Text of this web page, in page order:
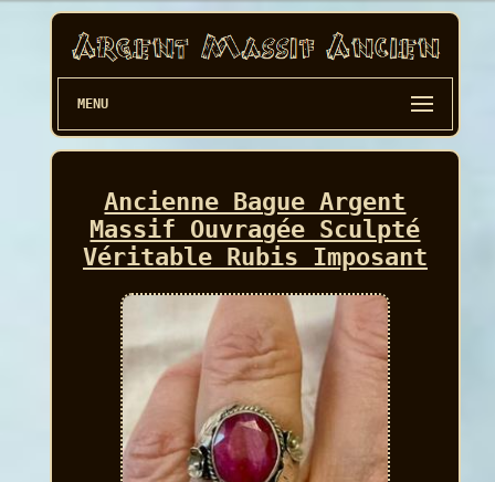
MENU
Ancienne Bague Argent
Massif Ouvragée Sculpté
Véritable Rubis Imposant